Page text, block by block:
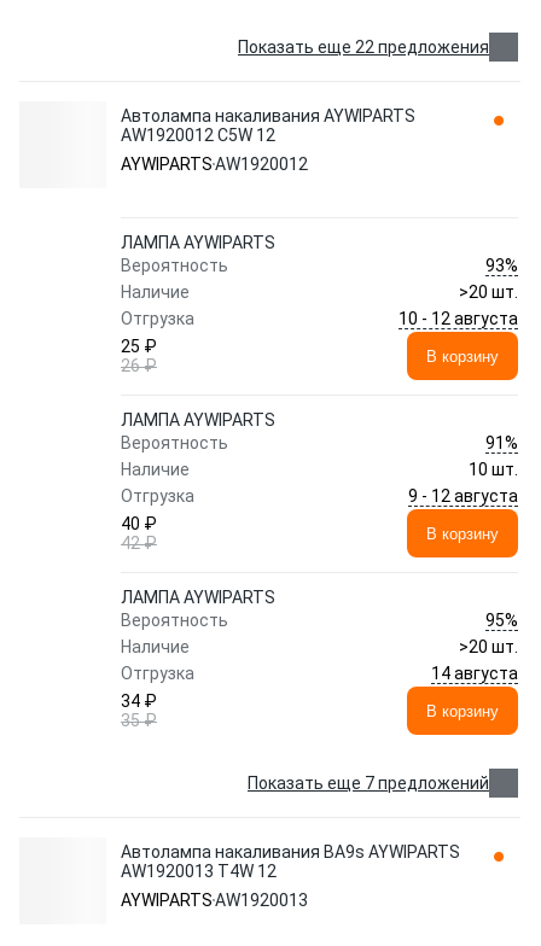
Показать еще 22 предложения
Автолампа накаливания AYWIPARTS
AW1920012 C5W 12
AYWIPARTSAW1920012
ЛАМПA AYWIPARTS
Вероятность
93%
Наличие
>20 шт.
Отгрузка
10 - 12 августа
25 ₽
26 ₽
В корзину
ЛАМПA AYWIPARTS
Вероятность
91%
Наличие
10 шт.
Отгрузка
9 - 12 августа
40 ₽
42 ₽
В корзину
ЛАМПA AYWIPARTS
Вероятность
95%
Наличие
>20 шт.
Отгрузка
14 августа
34 ₽
35 ₽
В корзину
Показать еще 7 предложений
Автолампа накаливания BA9s AYWIPARTS
AW1920013 T4W 12
AYWIPARTSAW1920013